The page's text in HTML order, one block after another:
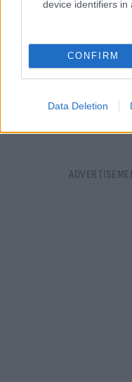
device identifiers in
CONFIRM
Data Deletion